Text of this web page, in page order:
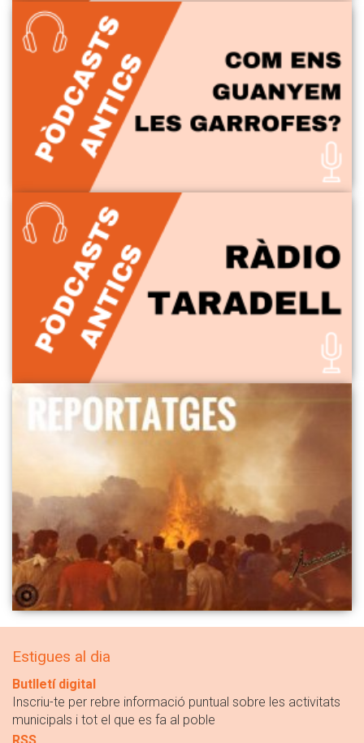
Estigues al dia
Butlletí digital
Inscriu-te per rebre informació puntual sobre les activitats
municipals i tot el que es fa al poble